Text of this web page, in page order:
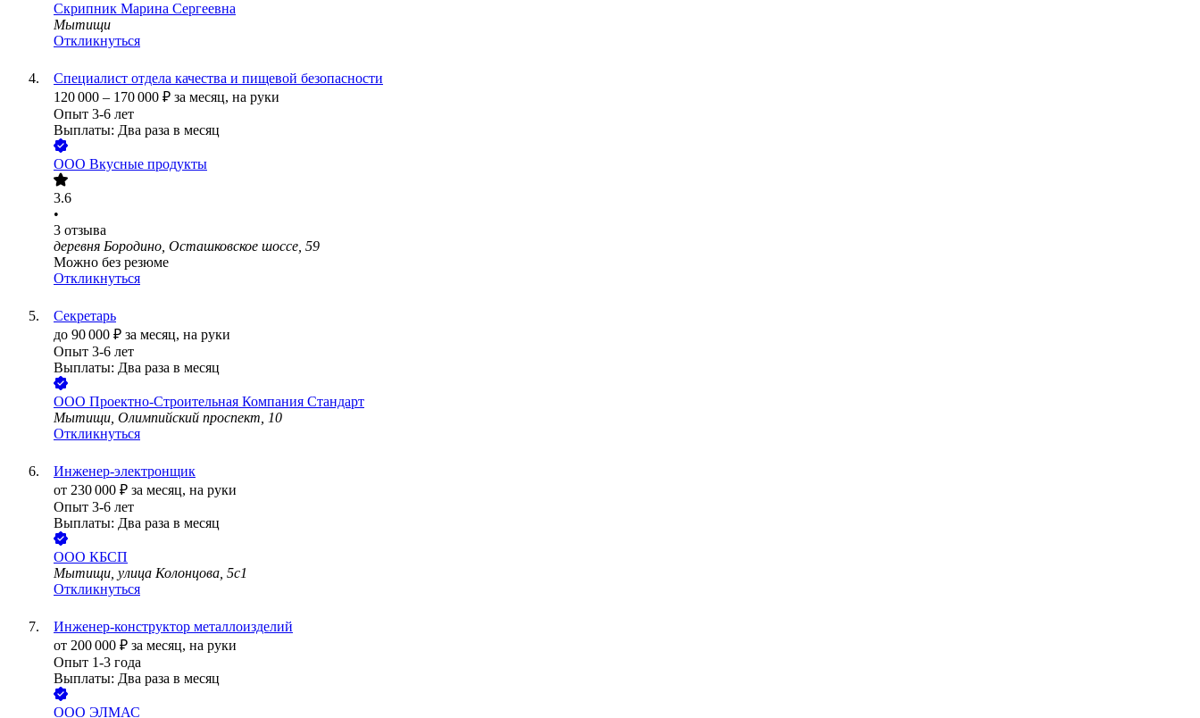
Скрипник Марина Сергеевна
Мытищи
Откликнуться
Специалист отдела качества и пищевой безопасности
120 000 – 170 000 ₽ за месяц, на руки
Опыт 3-6 лет
Выплаты: Два раза в месяц
ООО Вкусные продукты
3.6
•
3 отзыва
деревня Бородино, Осташковское шоссе, 59
Можно без резюме
Откликнуться
Секретарь
до 90 000 ₽ за месяц, на руки
Опыт 3-6 лет
Выплаты: Два раза в месяц
ООО Проектно-Строительная Компания Стандарт
Мытищи, Олимпийский проспект, 10
Откликнуться
Инженер-электронщик
от 230 000 ₽ за месяц, на руки
Опыт 3-6 лет
Выплаты: Два раза в месяц
ООО КБСП
Мытищи, улица Колонцова, 5с1
Откликнуться
Инженер-конструктор металлоизделий
от 200 000 ₽ за месяц, на руки
Опыт 1-3 года
Выплаты: Два раза в месяц
ООО ЭЛМАС